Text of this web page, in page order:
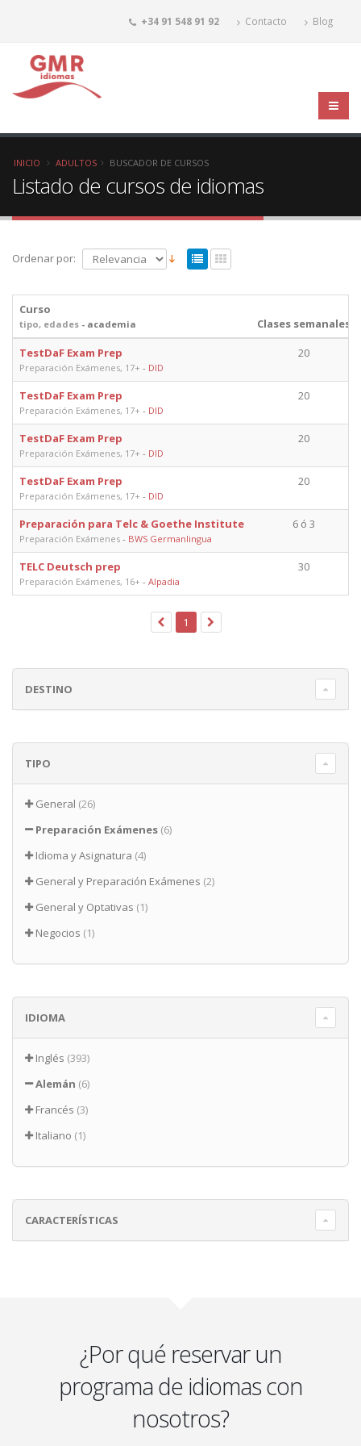
+34 91 548 91 92 Contacto Blog
INICIO ADULTOS BUSCADOR DE CURSOS
Listado de cursos de idiomas
Ordenar por:
Curso
tipo, edades - academia
Clases semanales
TestDaF Exam Prep
Preparación Exámenes, 17+ - DID
20
TestDaF Exam Prep
Preparación Exámenes, 17+ - DID
20
TestDaF Exam Prep
Preparación Exámenes, 17+ - DID
20
TestDaF Exam Prep
Preparación Exámenes, 17+ - DID
20
Preparación para Telc & Goethe Institute
Preparación Exámenes - BWS Germanlingua
6 ó 3
TELC Deutsch prep
Preparación Exámenes, 16+ - Alpadia
30
1
DESTINO
TIPO
General (26)
Preparación Exámenes (6)
Idioma y Asignatura (4)
General y Preparación Exámenes (2)
General y Optativas (1)
Negocios (1)
IDIOMA
Inglés (393)
Alemán (6)
Francés (3)
Italiano (1)
CARACTERÍSTICAS
¿Por qué reservar un
programa de idiomas con
nosotros?